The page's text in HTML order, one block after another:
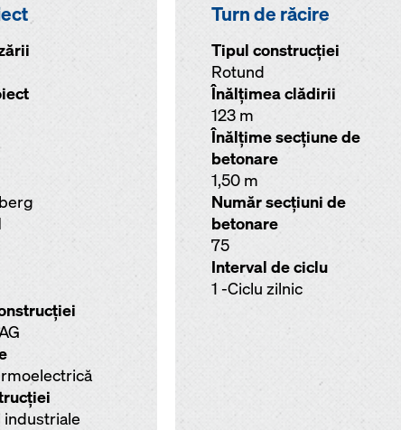
Turn de răcire
Tipul construcției
Rotund
Înălţimea clădirii
123 m
Înălţime secţiune de
betonare
1,50 m
Număr secţiuni de
betonare
75
Interval de ciclu
1 -Ciclu zilnic